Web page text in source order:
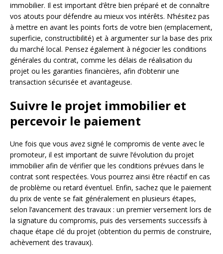
immobilier. Il est important d’être bien préparé et de connaître
vos atouts pour défendre au mieux vos intérêts. N’hésitez pas
à mettre en avant les points forts de votre bien (emplacement,
superficie, constructibilité) et à argumenter sur la base des prix
du marché local. Pensez également à négocier les conditions
générales du contrat, comme les délais de réalisation du
projet ou les garanties financières, afin d’obtenir une
transaction sécurisée et avantageuse.
Suivre le projet immobilier et
percevoir le paiement
Une fois que vous avez signé le compromis de vente avec le
promoteur, il est important de suivre l’évolution du projet
immobilier afin de vérifier que les conditions prévues dans le
contrat sont respectées. Vous pourrez ainsi être réactif en cas
de problème ou retard éventuel. Enfin, sachez que le paiement
du prix de vente se fait généralement en plusieurs étapes,
selon l’avancement des travaux : un premier versement lors de
la signature du compromis, puis des versements successifs à
chaque étape clé du projet (obtention du permis de construire,
achèvement des travaux).